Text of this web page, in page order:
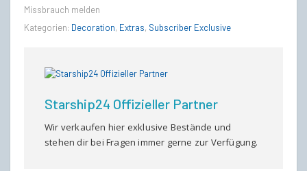
Missbrauch melden
Kategorien: Decoration, Extras, Subscriber Exclusive
Starship24 Offizieller Partner
Wir verkaufen hier exklusive Bestände und
stehen dir bei Fragen immer gerne zur Verfügung.